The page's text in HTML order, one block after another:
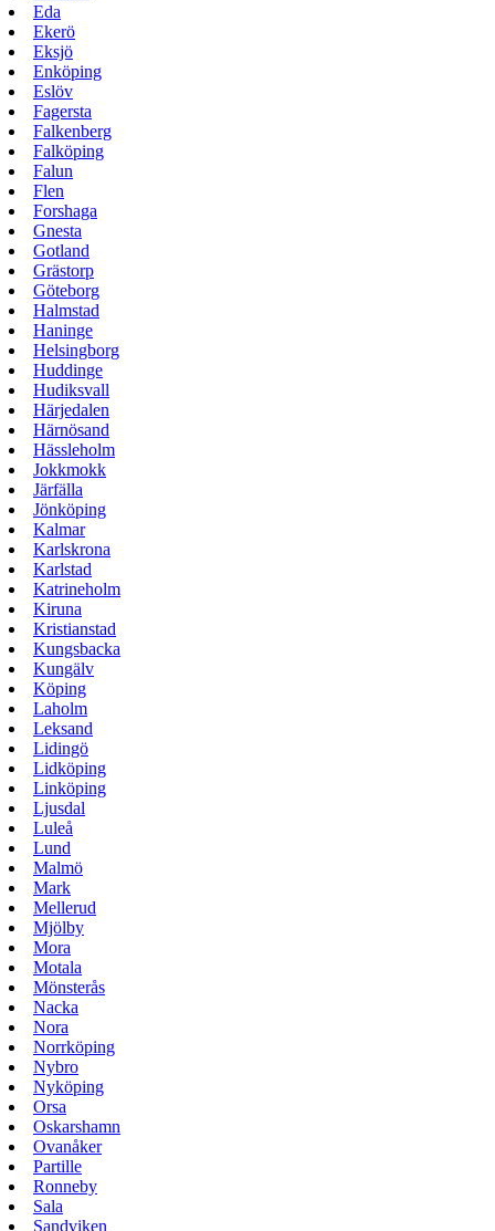
Eda
Ekerö
Eksjö
Enköping
Eslöv
Fagersta
Falkenberg
Falköping
Falun
Flen
Forshaga
Gnesta
Gotland
Grästorp
Göteborg
Halmstad
Haninge
Helsingborg
Huddinge
Hudiksvall
Härjedalen
Härnösand
Hässleholm
Jokkmokk
Järfälla
Jönköping
Kalmar
Karlskrona
Karlstad
Katrineholm
Kiruna
Kristianstad
Kungsbacka
Kungälv
Köping
Laholm
Leksand
Lidingö
Lidköping
Linköping
Ljusdal
Luleå
Lund
Malmö
Mark
Mellerud
Mjölby
Mora
Motala
Mönsterås
Nacka
Nora
Norrköping
Nybro
Nyköping
Orsa
Oskarshamn
Ovanåker
Partille
Ronneby
Sala
Sandviken